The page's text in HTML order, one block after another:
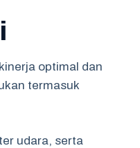
optimal dan
termasuk
udara, serta